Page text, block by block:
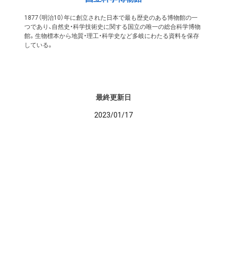
1877（明治10）年に創立された日本で最も歴史のある博物館の一
つであり、自然史・科学技術史に関する国立の唯一の総合科学博物
館。生物標本から地質・理工・科学史など多岐にわたる資料を保存
している。
最終更新日
2023/01/17